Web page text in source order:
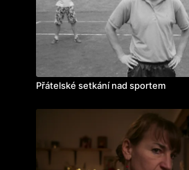
Přátelské setkání nad sportem